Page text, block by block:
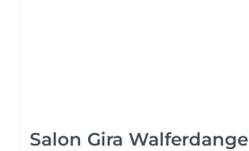
Salon Gira Walferdange